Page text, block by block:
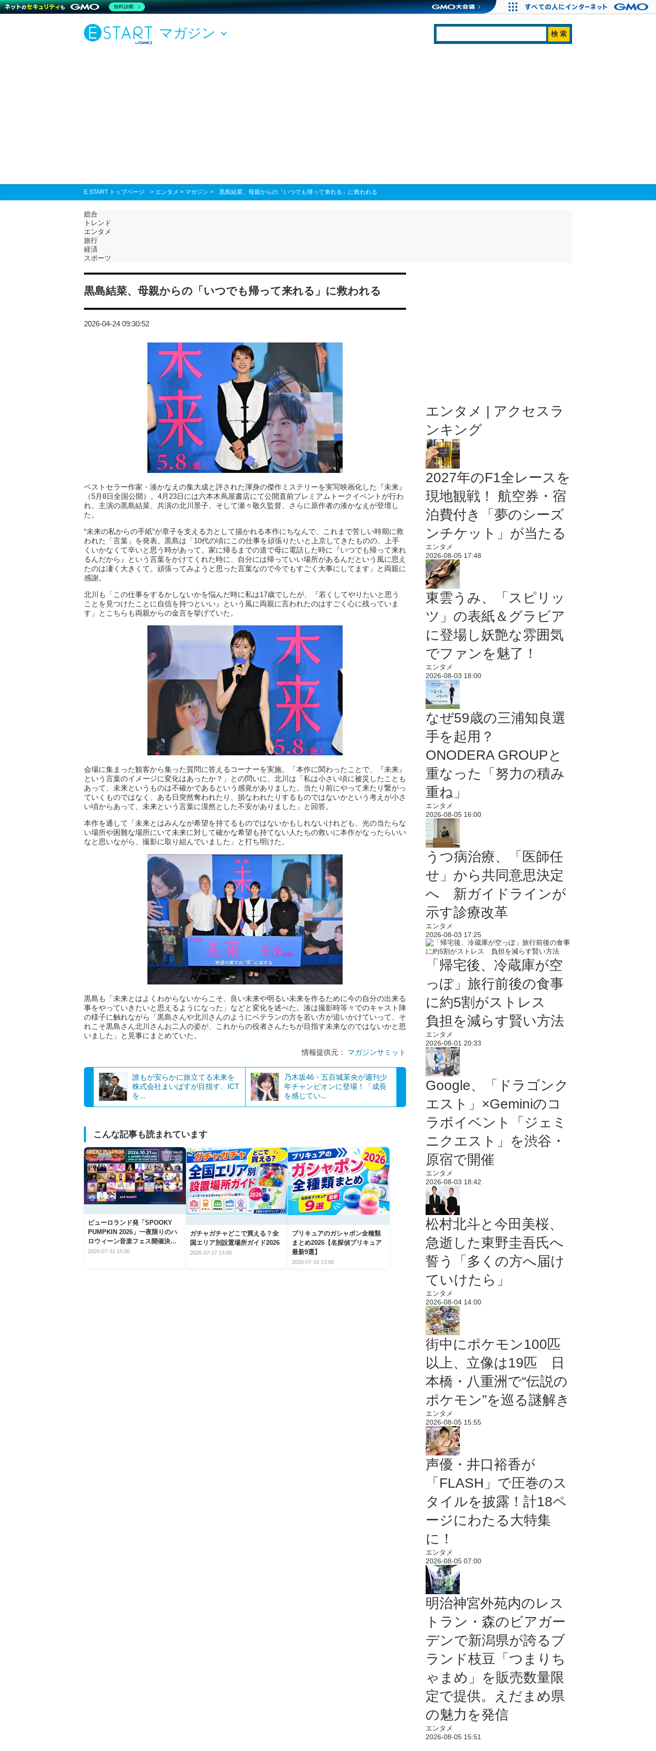
マガジン
E START トップページ > エンタメ > マガジン > 黒島結菜、母親からの「いつでも帰って来れる」に救われる
総合
トレンド
エンタメ
旅行
経済
スポーツ
黒島結菜、母親からの「いつでも帰って来れる」に救われる
2026-04-24 09:30:52
ベストセラー作家・湊かなえの集大成と評された渾身の傑作ミステリーを実写映画化した『未来』
（5月8日全国公開）。4月23日には六本木蔦屋書店にて公開直前プレミアムトークイベントが行わ
れ、主演の黒島結菜、共演の北川景子、そして瀬々敬久監督、さらに原作者の湊かなえが登壇し
た。
“未来の私からの手紙”が章子を支える力として描かれる本作にちなんで、これまで苦しい時期に救
われた「言葉」を発表。黒島は「10代の頃にこの仕事を頑張りたいと上京してきたものの、上手
くいかなくて辛いと思う時があって。家に帰るまでの道で母に電話した時に『いつでも帰って来れ
るんだから』という言葉をかけてくれた時に、自分には帰っていい場所があるんだという風に思え
たのは凄く大きくて。頑張ってみようと思った言葉なので今でもすごく大事にしてます」と両親に
感謝。
北川も「この仕事をするかしないかを悩んだ時に私は17歳でしたが、『若くしてやりたいと思う
ことを見つけたことに自信を持つといい』という風に両親に言われたのはすごく心に残っていま
す」とこちらも両親からの金言を挙げていた。
会場に集まった観客から集った質問に答えるコーナーを実施。「本作に関わったことで、『未来』
という言葉のイメージに変化はあったか？」との問いに、北川は「私は小さい頃に被災したことも
あって、未来というものは不確かであるという感覚がありました。当たり前にやって来たり繋がっ
ていくものではなく、ある日突然奪われたり、損なわれたりするものではないかという考えが小さ
い頃からあって、未来という言葉に漠然とした不安がありました」と回答。
本作を通して「未来とはみんなが希望を持てるものではないかもしれないけれども、光の当たらな
い場所や困難な場所にいて未来に対して確かな希望も持てない人たちの救いに本作がなったらいい
なと思いながら、撮影に取り組んでいました」と打ち明けた。
黒島も「未来とはよくわからないからこそ、良い未来や明るい未来を作るために今の自分の出来る
事をやっていきたいと思えるようになった」などと変化を述べた。湊は撮影時等々でのキャスト陣
の様子に触れながら「黒島さんや北川さんのようにベテランの方を若い方が追いかけていって、そ
れこそ黒島さん北川さんお二人の姿が、これからの役者さんたちが目指す未来なのではないかと思
いました」と見事にまとめていた。
情報提供元： マガジンサミット
​​誰もが安らかに旅立てる未来を​ ​​
株式会社まいぱすが目指す、ICT
を...
乃木坂46・五百城茉央が週刊少
年チャンピオンに登場！「成長
を感じてい...
こんな記事も読まれています
ピューロランド発「SPOOKY
PUMPKIN 2026」一夜限りのハ
ロウィーン音楽フェス開催決
定！
2026-07-31 15:00
ガチャガチャどこで買える？全
国エリア別設置場所ガイド2026
2026-07-17 13:00
プリキュアのガシャポン全種類
まとめ2026【名探偵プリキュア
最新9選】
2026-07-16 13:00
エンタメ | アクセスラ
ンキング
2027年のF1全レースを
現地観戦！ 航空券・宿
泊費付き「夢のシーズ
ンチケット」が当たる
エンタメ
2026-08-05 17:48
東雲うみ、「スピリッ
ツ」の表紙＆グラビア
に登場し妖艶な雰囲気
でファンを魅了！
エンタメ
2026-08-03 18:00
なぜ59歳の三浦知良選
手を起用？
ONODERA GROUPと
重なった「努力の積み
重ね」
エンタメ
2026-08-05 16:00
うつ病治療、「医師任
せ」から共同意思決定
へ 新ガイドラインが
示す診療改革
エンタメ
2026-08-03 17:25
「帰宅後、冷蔵庫が空
っぽ」旅行前後の食事
に約5割がストレス
負担を減らす賢い方法
エンタメ
2026-08-01 20:33
Google、「ドラゴンク
エスト」×Geminiのコ
ラボイベント「ジェミ
ニクエスト」を渋谷・
原宿で開催
エンタメ
2026-08-03 18:42
松村北斗と今田美桜、
急逝した東野圭吾氏へ
誓う「多くの方へ届け
ていけたら」
エンタメ
2026-08-04 14:00
街中にポケモン100匹
以上、立像は19匹 日
本橋・八重洲で“伝説の
ポケモン”を巡る謎解き
エンタメ
2026-08-05 15:55
声優・井口裕香が
「FLASH」で圧巻のス
タイルを披露！計18ペ
ージにわたる大特集
に！
エンタメ
2026-08-05 07:00
明治神宮外苑内のレス
トラン・森のビアガー
デンで新潟県が誇るブ
ランド枝豆「つまりち
ゃまめ」を販売数量限
定で提供。えだまめ県
の魅力を発信
エンタメ
2026-08-05 15:51
無料診断